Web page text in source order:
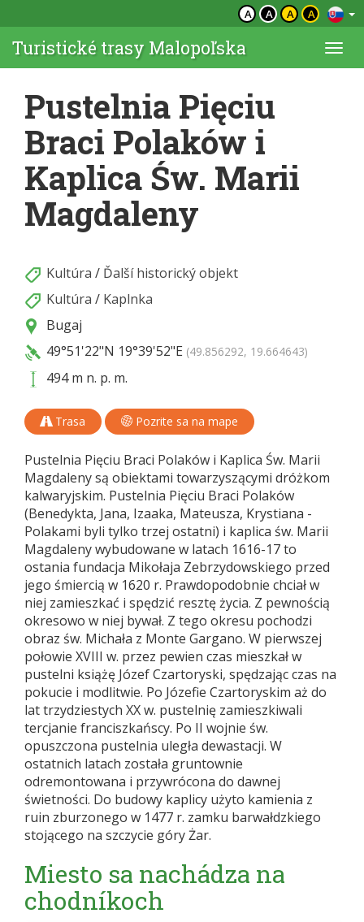
A A A A
Turistické trasy Malopoľska
Pustelnia Pięciu
Braci Polaków i
Kaplica Św. Marii
Magdaleny
Kultúra / Ďalší historický objekt
Kultúra / Kaplnka
Bugaj
49°51'22"N 19°39'52"E (49.856292, 19.664643)
494 m n. p. m.
Trasa Pozrite sa na mape
Pustelnia Pięciu Braci Polaków i Kaplica Św. Marii
Magdaleny są obiektami towarzyszącymi dróżkom
kalwaryjskim. Pustelnia Pięciu Braci Polaków
(Benedykta, Jana, Izaaka, Mateusza, Krystiana -
Polakami byli tylko trzej ostatni) i kaplica św. Marii
Magdaleny wybudowane w latach 1616-17 to
ostania fundacja Mikołaja Zebrzydowskiego przed
jego śmiercią w 1620 r. Prawdopodobnie chciał w
niej zamieszkać i spędzić resztę życia. Z pewnością
okresowo w niej bywał. Z tego okresu pochodzi
obraz św. Michała z Monte Gargano. W pierwszej
połowie XVIII w. przez pewien czas mieszkał w
pustelni książę Józef Czartoryski, spędzając czas na
pokucie i modlitwie. Po Józefie Czartoryskim aż do
lat trzydziestych XX w. pustelnię zamieszkiwali
tercjanie franciszkańscy. Po II wojnie św.
opuszczona pustelnia uległa dewastacji. W
ostatnich latach została gruntownie
odremontowana i przywrócona do dawnej
świetności. Do budowy kaplicy użyto kamienia z
ruin zburzonego w 1477 r. zamku barwałdzkiego
stojącego na szczycie góry Żar.
Miesto sa nachádza na
chodníkoch